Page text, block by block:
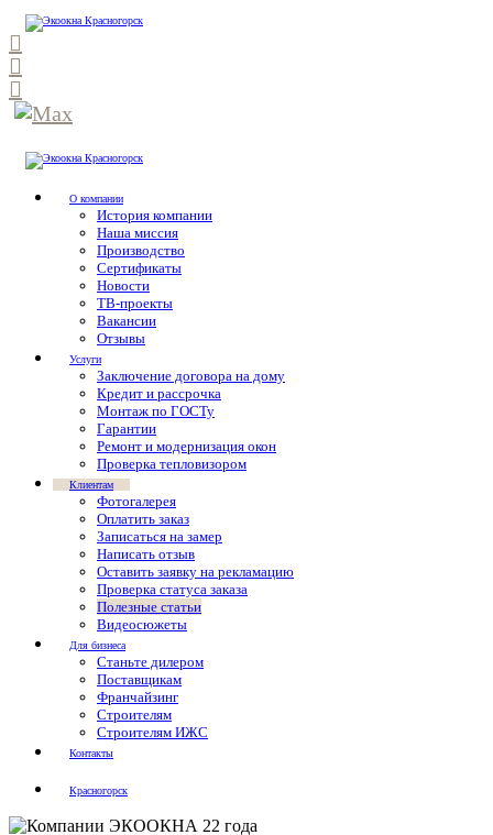
О компании
История компании
Наша миссия
Производство
Сертификаты
Новости
ТВ-проекты
Вакансии
Отзывы
Услуги
Заключение договора на дому
Кредит и рассрочка
Монтаж по ГОСТу
Гарантии
Ремонт и модернизация окон
Проверка тепловизором
Клиентам
Фотогалерея
Оплатить заказ
Записаться на замер
Написать отзыв
Оставить заявку на рекламацию
Проверка статуса заказа
Полезные статьи
Видеосюжеты
Для бизнеса
Станьте дилером
Поставщикам
Франчайзинг
Строителям
Строителям ИЖС
Контакты
Красногорск